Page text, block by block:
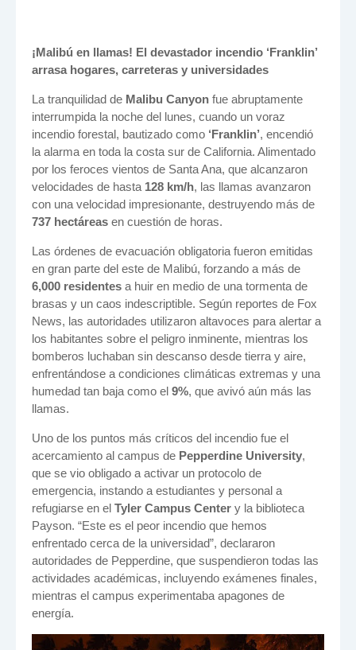
¡Malibú en llamas! El devastador incendio ‘Franklin’
arrasa hogares, carreteras y universidades
La tranquilidad de Malibu Canyon fue abruptamente
interrumpida la noche del lunes, cuando un voraz
incendio forestal, bautizado como ‘Franklin’, encendió
la alarma en toda la costa sur de California. Alimentado
por los feroces vientos de Santa Ana, que alcanzaron
velocidades de hasta 128 km/h, las llamas avanzaron
con una velocidad impresionante, destruyendo más de
737 hectáreas en cuestión de horas.
Las órdenes de evacuación obligatoria fueron emitidas
en gran parte del este de Malibú, forzando a más de
6,000 residentes a huir en medio de una tormenta de
brasas y un caos indescriptible. Según reportes de Fox
News, las autoridades utilizaron altavoces para alertar a
los habitantes sobre el peligro inminente, mientras los
bomberos luchaban sin descanso desde tierra y aire,
enfrentándose a condiciones climáticas extremas y una
humedad tan baja como el 9%, que avivó aún más las
llamas.
Uno de los puntos más críticos del incendio fue el
acercamiento al campus de Pepperdine University,
que se vio obligado a activar un protocolo de
emergencia, instando a estudiantes y personal a
refugiarse en el Tyler Campus Center y la biblioteca
Payson. “Este es el peor incendio que hemos
enfrentado cerca de la universidad”, declararon
autoridades de Pepperdine, que suspendieron todas las
actividades académicas, incluyendo exámenes finales,
mientras el campus experimentaba apagones de
energía.